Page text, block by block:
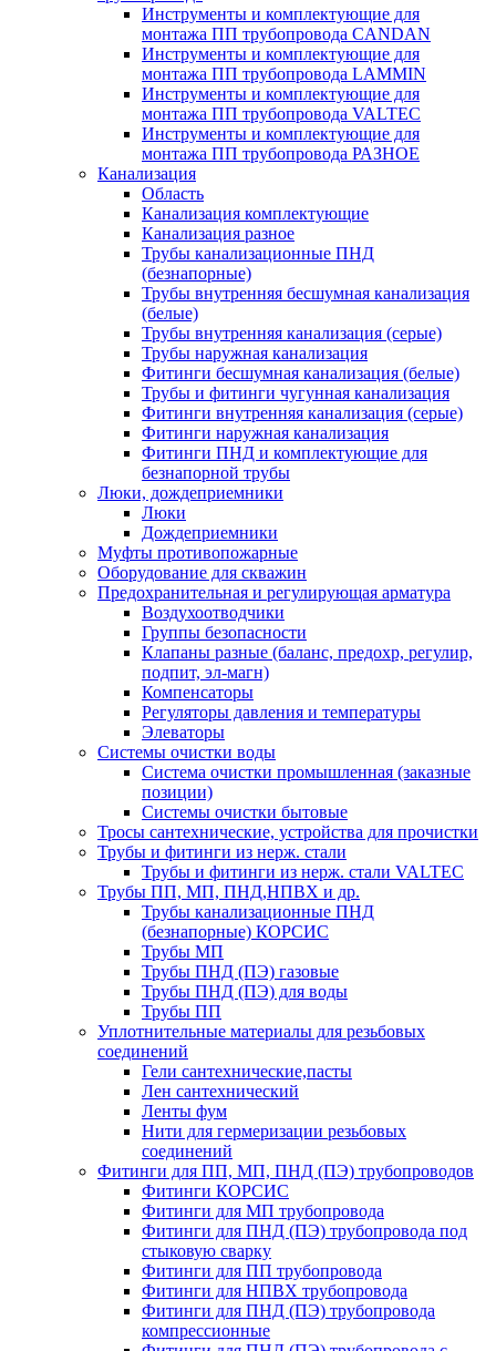
Инструменты и комплектующие для
монтажа ПП трубопровода CANDAN
Инструменты и комплектующие для
монтажа ПП трубопровода LAMMIN
Инструменты и комплектующие для
монтажа ПП трубопровода VALTEC
Инструменты и комплектующие для
монтажа ПП трубопровода РАЗНОЕ
Канализация
Область
Канализация комплектующие
Канализация разное
Трубы канализационные ПНД
(безнапорные)
Трубы внутренняя бесшумная канализация
(белые)
Трубы внутренняя канализация (серые)
Трубы наружная канализация
Фитинги бесшумная канализация (белые)
Трубы и фитинги чугунная канализация
Фитинги внутренняя канализация (серые)
Фитинги наружная канализация
Фитинги ПНД и комплектующие для
безнапорной трубы
Люки, дождеприемники
Люки
Дождеприемники
Муфты противопожарные
Оборудование для скважин
Предохранительная и регулирующая арматура
Воздухоотводчики
Группы безопасности
Клапаны разные (баланс, предохр, регулир,
подпит, эл-магн)
Компенсаторы
Регуляторы давления и температуры
Элеваторы
Системы очистки воды
Система очистки промышленная (заказные
позиции)
Системы очистки бытовые
Тросы сантехнические, устройства для прочистки
Трубы и фитинги из нерж. стали
Трубы и фитинги из нерж. стали VALTEC
Трубы ПП, МП, ПНД,НПВХ и др.
Трубы канализационные ПНД
(безнапорные) КОРСИС
Трубы МП
Трубы ПНД (ПЭ) газовые
Трубы ПНД (ПЭ) для воды
Трубы ПП
Уплотнительные материалы для резьбовых
соединений
Гели сантехнические,пасты
Лен сантехнический
Ленты фум
Нити для гермеризации резьбовых
соединений
Фитинги для ПП, МП, ПНД (ПЭ) трубопроводов
Фитинги КОРСИС
Фитинги для МП трубопровода
Фитинги для ПНД (ПЭ) трубопровода под
стыковую сварку
Фитинги для ПП трубопровода
Фитинги для НПВХ трубопровода
Фитинги для ПНД (ПЭ) трубопровода
компрессионные